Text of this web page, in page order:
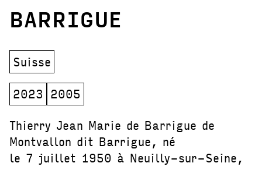
BARRIGUE
Suisse
2023 2005
Thierry Jean Marie de Barrigue de
Montvallon dit Barrigue, né
le 7 juillet 1950 à Neuilly-sur-Seine,